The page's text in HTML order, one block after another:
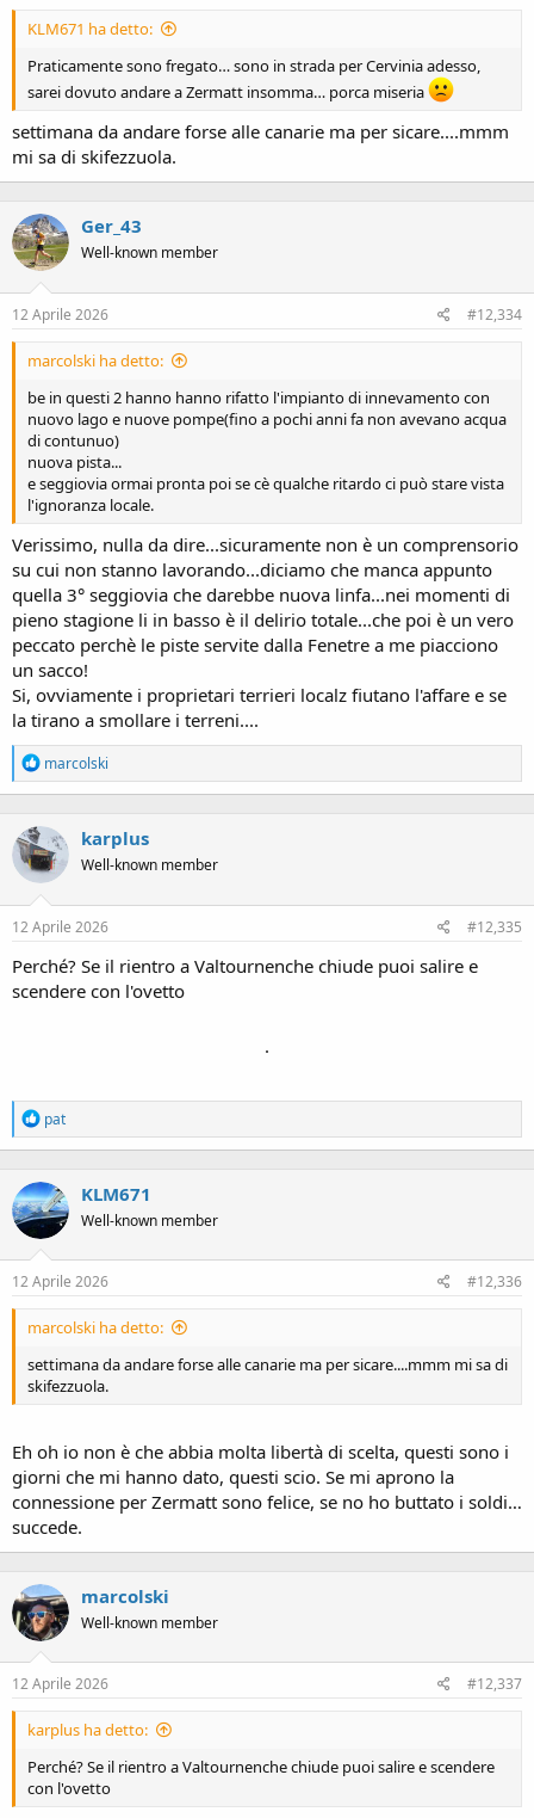
KLM671 ha detto:
Praticamente sono fregato… sono in strada per Cervinia adesso,
sarei dovuto andare a Zermatt insomma… porca miseria
settimana da andare forse alle canarie ma per sicare....mmm
mi sa di skifezzuola.
Ger_43
Well-known member
12 Aprile 2026 #12,334
marcolski ha detto:
be in questi 2 hanno hanno rifatto l'impianto di innevamento con
nuovo lago e nuove pompe(fino a pochi anni fa non avevano acqua
di contunuo)
nuova pista...
e seggiovia ormai pronta poi se cè qualche ritardo ci può stare vista
l'ignoranza locale.
Verissimo, nulla da dire...sicuramente non è un comprensorio
su cui non stanno lavorando...diciamo che manca appunto
quella 3° seggiovia che darebbe nuova linfa...nei momenti di
pieno stagione li in basso è il delirio totale...che poi è un vero
peccato perchè le piste servite dalla Fenetre a me piacciono
un sacco!
Si, ovviamente i proprietari terrieri localz fiutano l'affare e se
la tirano a smollare i terreni....
R
e
a
i
o
n
:
marcolski
karplus
Well-known member
12 Aprile 2026 #12,335
Perché? Se il rientro a Valtournenche chiude puoi salire e
scendere con l'ovetto
.
R
e
a
t
i
o
n
:
pat
KLM671
Well-known member
12 Aprile 2026 #12,336
marcolski ha detto:
settimana da andare forse alle canarie ma per sicare....mmm mi sa di
skifezzuola.
Eh oh io non è che abbia molta libertà di scelta, questi sono i
giorni che mi hanno dato, questi scio. Se mi aprono la
connessione per Zermatt sono felice, se no ho buttato i soldi…
succede.
marcolski
Well-known member
12 Aprile 2026 #12,337
karplus ha detto:
Perché? Se il rientro a Valtournenche chiude puoi salire e scendere
con l'ovetto